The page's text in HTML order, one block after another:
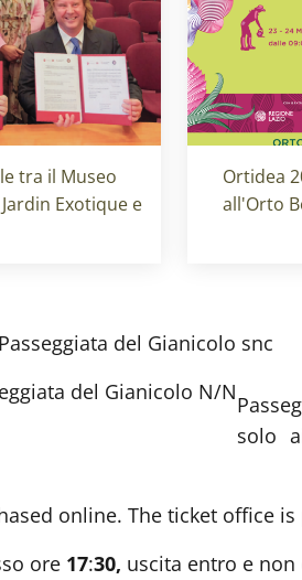
tra il Museo
Exotique e
Titolo
Ortidea
all'Orto
Passeggiata del
del Gianicolo N/N
solo
online. The ticket office
ore 17:30, uscita entro e